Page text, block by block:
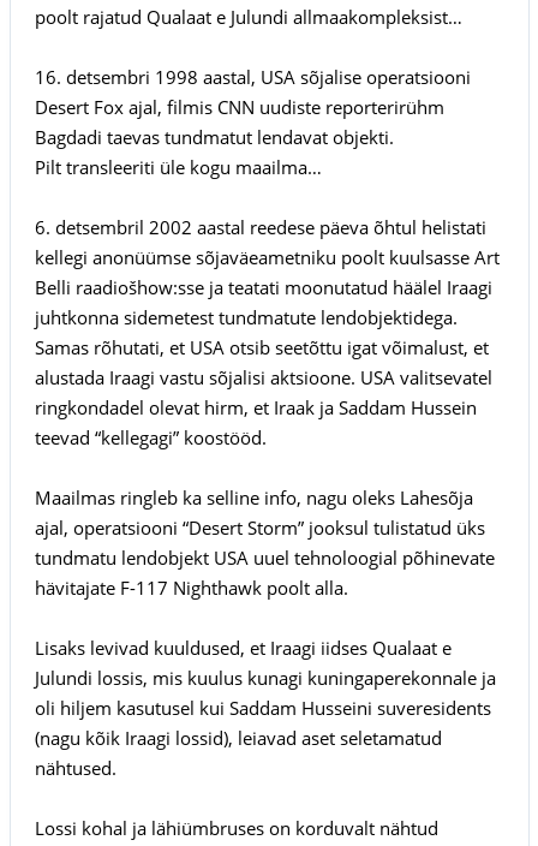
poolt rajatud Qualaat e Julundi allmaakompleksist…
16. detsembri 1998 aastal, USA sõjalise operatsiooni
Desert Fox ajal, filmis CNN uudiste reporterirühm
Bagdadi taevas tundmatut lendavat objekti.
Pilt transleeriti üle kogu maailma…
6. detsembril 2002 aastal reedese päeva õhtul helistati
kellegi anonüümse sõjaväeametniku poolt kuulsasse Art
Belli raadiošhow:sse ja teatati moonutatud häälel Iraagi
juhtkonna sidemetest tundmatute lendobjektidega.
Samas rõhutati, et USA otsib seetõttu igat võimalust, et
alustada Iraagi vastu sõjalisi aktsioone. USA valitsevatel
ringkondadel olevat hirm, et Iraak ja Saddam Hussein
teevad “kellegagi” koostööd.
Maailmas ringleb ka selline info, nagu oleks Lahesõja
ajal, operatsiooni “Desert Storm” jooksul tulistatud üks
tundmatu lendobjekt USA uuel tehnoloogial põhinevate
hävitajate F-117 Nighthawk poolt alla.
Lisaks levivad kuuldused, et Iraagi iidses Qualaat e
Julundi lossis, mis kuulus kunagi kuningaperekonnale ja
oli hiljem kasutusel kui Saddam Husseini suveresidents
(nagu kõik Iraagi lossid), leiavad aset seletamatud
nähtused.
Lossi kohal ja lähiümbruses on korduvalt nähtud